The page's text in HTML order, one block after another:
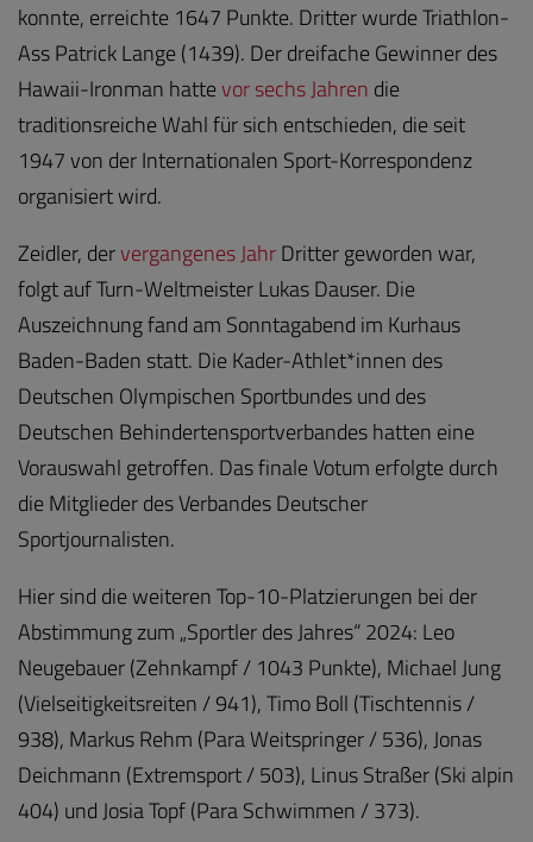
konnte, erreichte 1647 Punkte. Dritter wurde Triathlon-
Ass Patrick Lange (1439). Der dreifache Gewinner des
Hawaii-Ironman hattevor sechs Jahren die
traditionsreiche Wahl für sich entschieden, die seit
1947 von der Internationalen Sport-Korrespondenz
organisiert wird.
Zeidler, dervergangenes JahrDritter geworden war,
folgt auf Turn-Weltmeister Lukas Dauser. Die
Auszeichnung fand am Sonntagabend im Kurhaus
Baden-Baden statt. Die Kader-Athlet*innen des
Deutschen Olympischen Sportbundes und des
Deutschen Behindertensportverbandes hatten eine
Vorauswahl getroffen. Das finale Votum erfolgte durch
die Mitglieder des Verbandes Deutscher
Sportjournalisten.
Hier sind die weiteren Top-10-Platzierungen bei der
Abstimmung zum „Sportler des Jahres“ 2024: Leo
Neugebauer (Zehnkampf / 1043 Punkte), Michael Jung
(Vielseitigkeitsreiten / 941), Timo Boll (Tischtennis /
938), Markus Rehm (Para Weitspringer / 536), Jonas
Deichmann (Extremsport / 503), Linus Straßer (Ski alpin
404) und Josia Topf (Para Schwimmen / 373).